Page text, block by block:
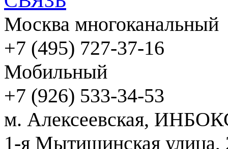
Москва многоканальный
+7 (495) 727-37-16
Мобильный
+7 (926) 533-34-53
м. Алексеевская,
1-я Мытищинская улица,